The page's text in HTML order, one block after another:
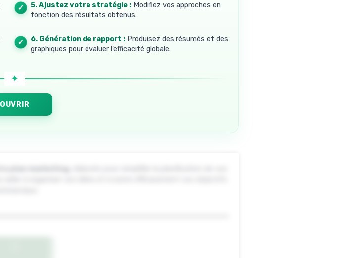
5. Ajustez votre stratégie : Modifiez vos approches en
fonction des résultats obtenus.
6. Génération de rapport : Produisez des résumés et des
graphiques pour évaluer l’efficacité globale.
OUVRIR